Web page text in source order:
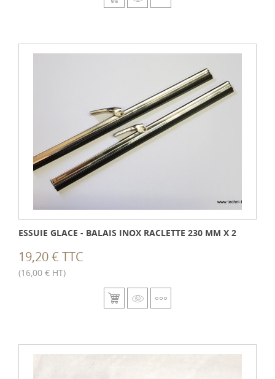
ESSUIE GLACE - BALAIS INOX RACLETTE 230 MM X 2
19,20 € TTC
(16,00 € HT)